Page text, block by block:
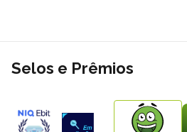
Selos e Prêmios